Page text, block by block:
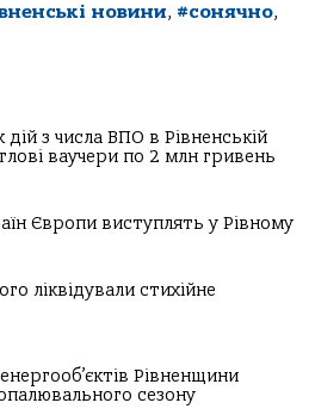
новини, #сонячно,
з числа ВПО в Рівненській
ваучери по 2 млн гривень
Європи виступлять у Рівному
ліквідували стихійне
Рівненщини
сезону